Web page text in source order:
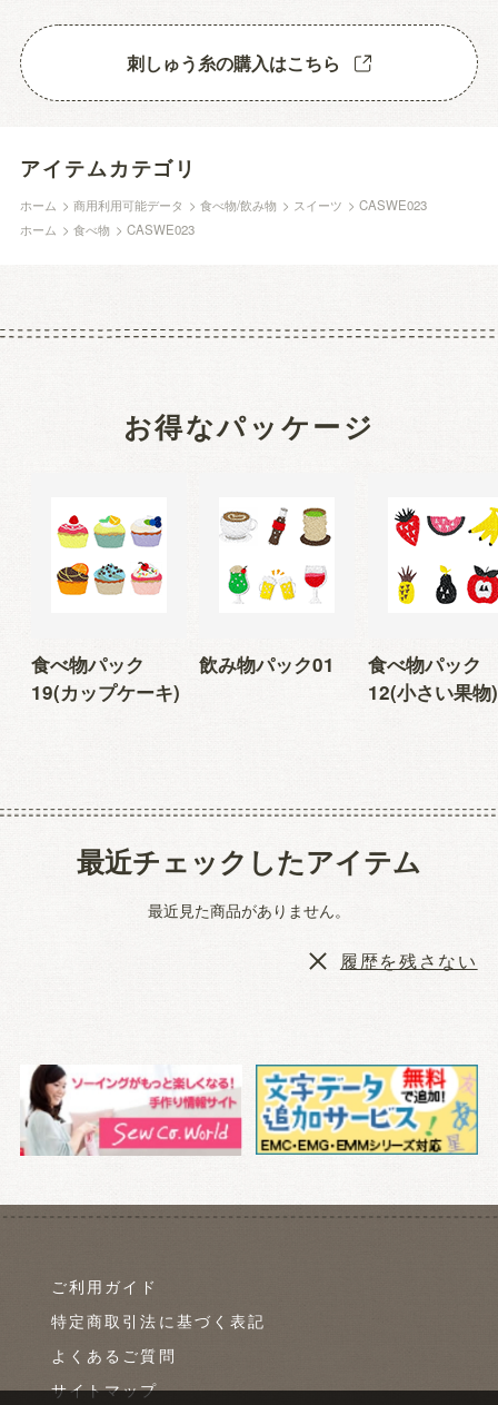
刺しゅう糸の購入はこちら
アイテムカテゴリ
ホーム >商用利用可能データ >食べ物/飲み物 > スイーツ >CASWE023
ホーム >食べ物 >CASWE023
お得なパッケージ
食べ物パック
19(カップケーキ)
飲み物パック01
食べ物パック
12(小さい果物)
最近チェックしたアイテム
最近見た商品がありません。
履歴を残さない
ご利用ガイド
特定商取引法に基づく表記
よくあるご質問
サイトマップ